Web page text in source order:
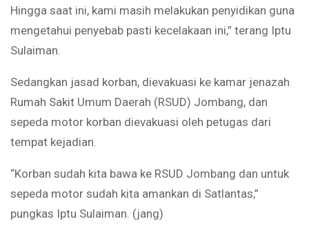
Hingga saat ini, kami masih melakukan penyidikan guna
mengetahui penyebab pasti kecelakaan ini,” terang Iptu
Sulaiman.
Sedangkan jasad korban, dievakuasi ke kamar jenazah
Rumah Sakit Umum Daerah (RSUD) Jombang, dan
sepeda motor korban dievakuasi oleh petugas dari
tempat kejadian.
“Korban sudah kita bawa ke RSUD Jombang dan untuk
sepeda motor sudah kita amankan di Satlantas,”
pungkas Iptu Sulaiman. (jang)